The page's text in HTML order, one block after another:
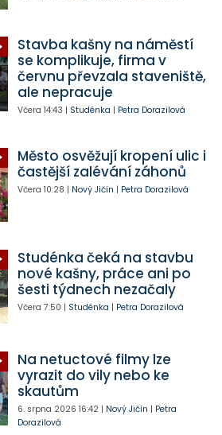
Stavba kašny na náměstí
se komplikuje, firma v
červnu převzala staveniště,
ale nepracuje
Včera 14:43 | Studénka | Petra Dorazilová
Město osvěžují kropení ulic i
častější zalévání záhonů
Včera 10:28 | Nový Jičín | Petra Dorazilová
Studénka čeká na stavbu
nové kašny, práce ani po
šesti týdnech nezačaly
Včera 7:50 | Studénka | Petra Dorazilová
Na netuctové filmy lze
vyrazit do vily nebo ke
skautům
6. srpna 2026 16:42| Nový Jičín | Petra
Dorazilová